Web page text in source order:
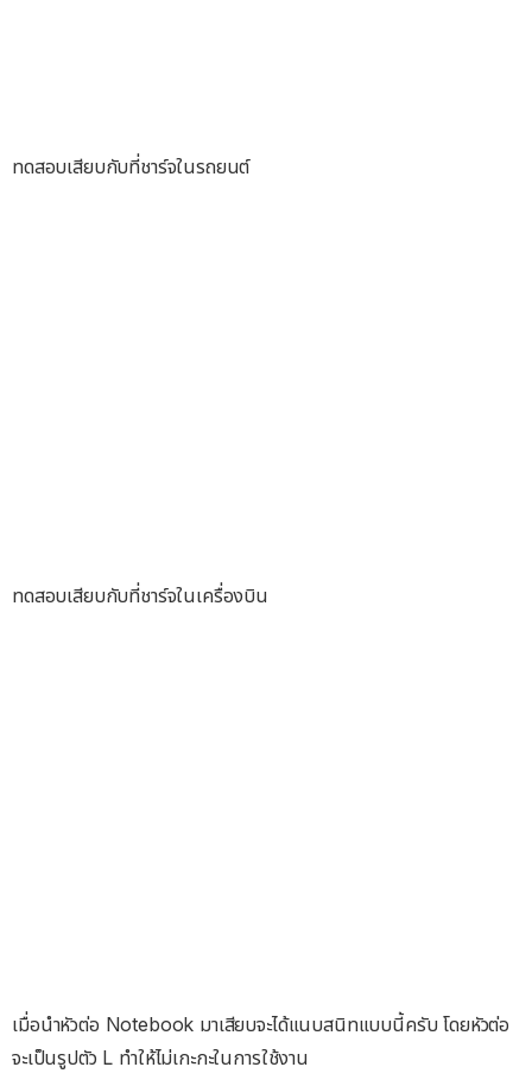
ทดสอบเสียบกับที่ชาร์จในรถยนต์
ทดสอบเสียบกับที่ชาร์จในเครื่องบิน
เมื่อนำหัวต่อ Notebook มาเสียบจะได้แนบสนิทแบบนี้ครับ โดยหัวต่อ
จะเป็นรูปตัว L ทำให้ไม่เกะกะในการใช้งาน